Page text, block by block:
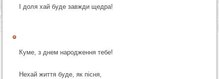
І доля хай буде завжди щедра!
Куме, з днем народження тебе!
Нехай життя буде, як пісня,